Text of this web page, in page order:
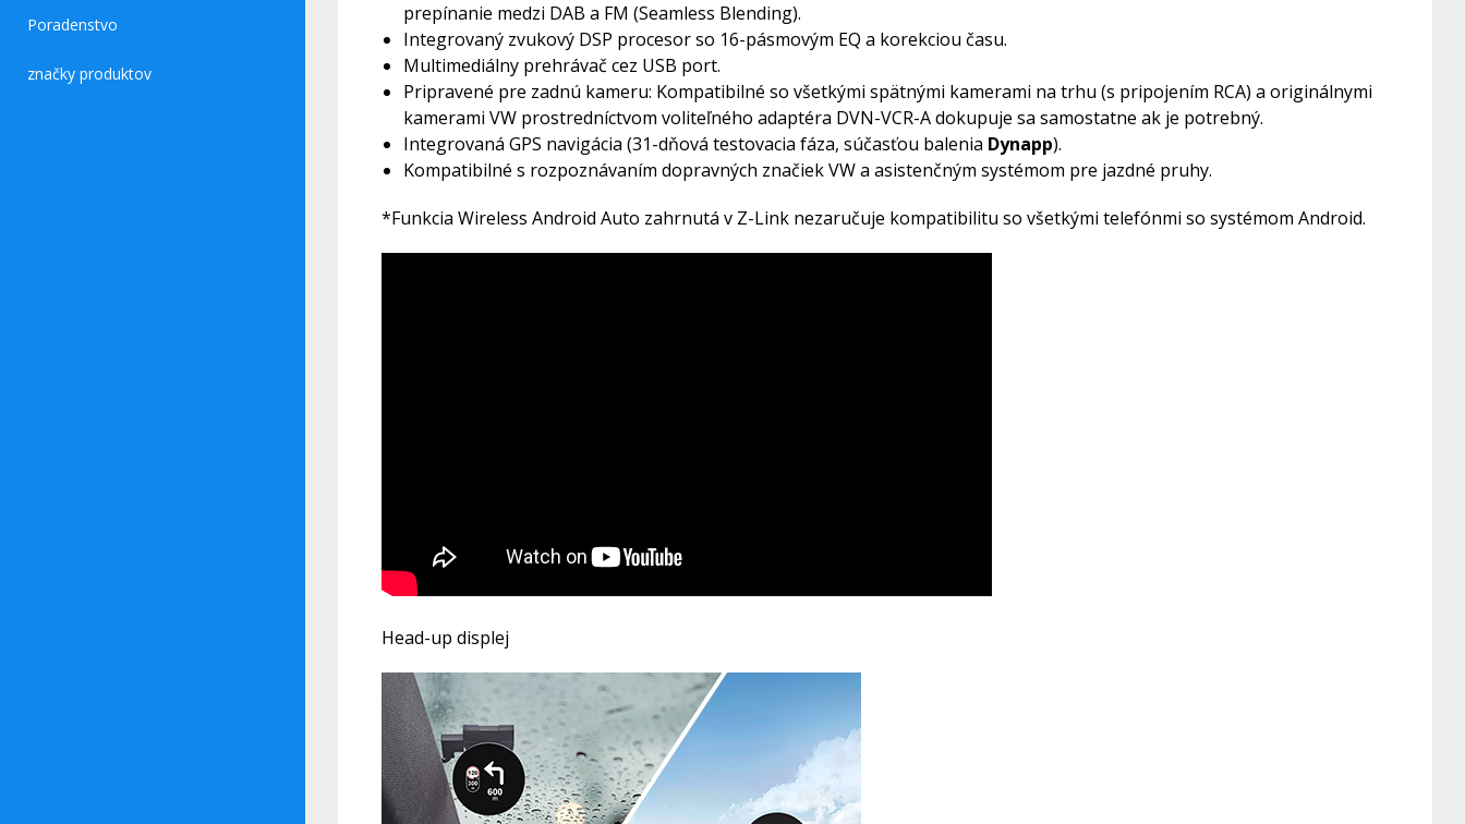
Poradenstvo
značky produktov
prepínanie medzi DAB a FM (Seamless Blending).
Integrovaný zvukový DSP procesor so 16-pásmovým EQ a korekciou času.
Multimediálny prehrávač cez USB port.
Pripravené pre zadnú kameru: Kompatibilné so všetkými spätnými kamerami na trhu (s pripojením RCA) a originálnymi
kamerami VW prostredníctvom voliteľného adaptéra DVN-VCR-A dokupuje sa samostatne ak je potrebný.
Integrovaná GPS navigácia (31-dňová testovacia fáza, súčasťou balenia Dynapp).
Kompatibilné s rozpoznávaním dopravných značiek VW a asistenčným systémom pre jazdné pruhy.
*Funkcia Wireless Android Auto zahrnutá v Z-Link nezaručuje kompatibilitu so všetkými telefónmi so systémom Android.
Head-up displej